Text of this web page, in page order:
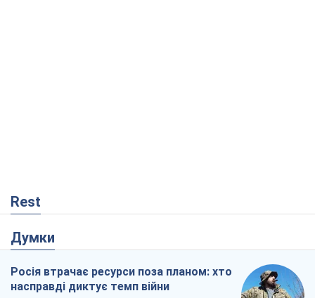
Rest
Думки
Росія втрачає ресурси поза планом: хто
насправді диктує темп війни